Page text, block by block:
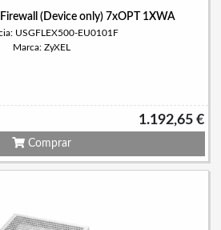
(Device only) 7xOPT 1XWA
USGFLEX500-EU0101F
Marca: ZyXEL
1.192,65 €
Comprar